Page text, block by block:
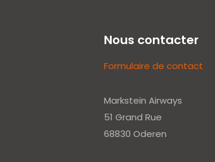
Nous contacter
Formulaire de contact
Markstein Airways
51 Grand Rue
68830 Oderen